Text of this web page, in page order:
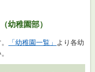
幼稚園部）
「幼稚園一覧」
より各幼